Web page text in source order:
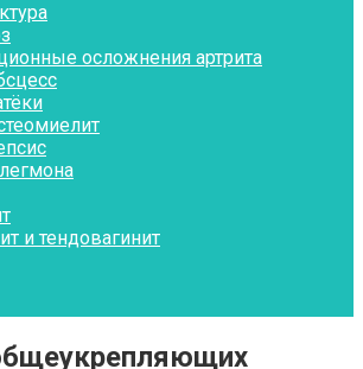
осложнения артрита
и тендовагинит